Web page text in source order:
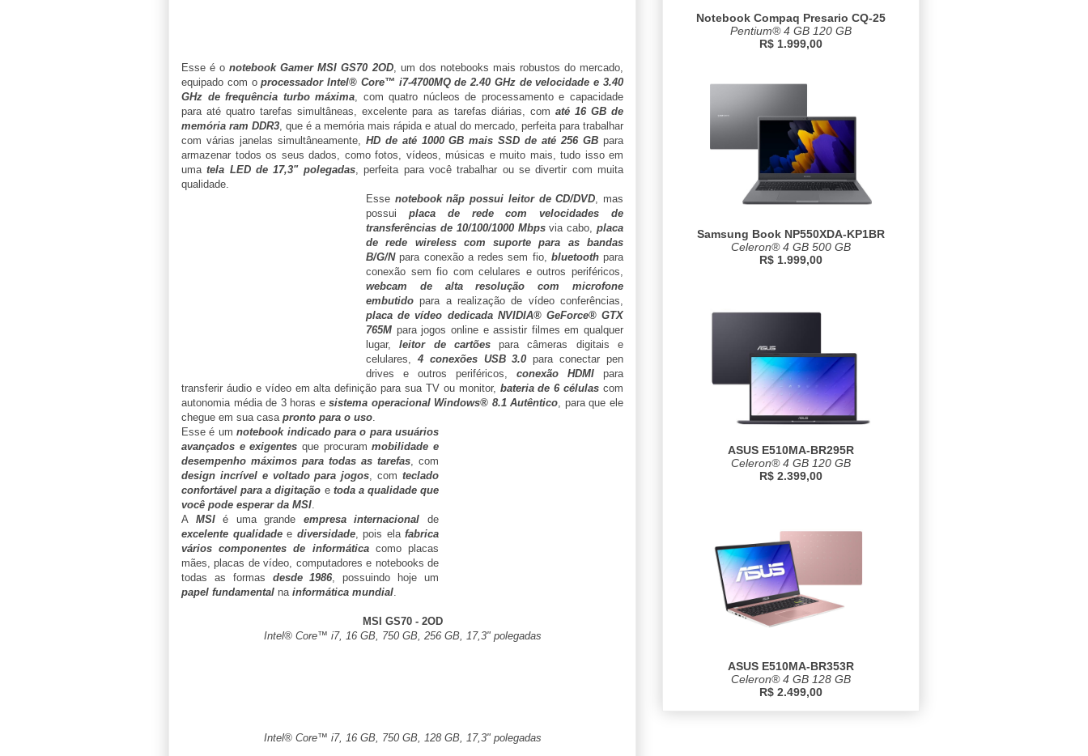
Esse é onotebook Gamer MSI GS70 2OD, um dos notebooks mais robustos do mercado,
equipado com oprocessador Intel® Core™ i7-4700MQ de 2.40 GHz de velocidade e 3.40
GHz de frequência turbo máxima, com quatro núcleos de processamento e capacidade
para até quatro tarefas simultâneas, excelente para as tarefas diárias, com até 16 GB de
memória ram DDR3, que é a memória mais rápida e atual do mercado, perfeita para trabalhar
com várias janelas simultâneamente, HD de até 1000 GB mais SSD de até 256 GB para
armazenar todos os seus dados, como fotos, vídeos, músicas e muito mais, tudo isso em
umatela LED de 17,3" polegadas, perfeita para você trabalhar ou se divertir com muita
qualidade.
Esse notebook nãp possui leitor de CD/DVD, mas
possui placa de rede com velocidades de
transferências de 10/100/1000 Mbpsvia cabo, placa
de rede wireless com suporte para as bandas
B/G/Npara conexão a redes sem fio, bluetoothpara
conexão sem fio com celulares e outros periféricos,
webcam de alta resolução com microfone
embutido para a realização de vídeo conferências,
placa de vídeo dedicada NVIDIA® GeForce® GTX
765M para jogos online e assistir filmes em qualquer
lugar,leitor de cartõespara câmeras digitais e
celulares, 4 conexões USB 3.0 para conectar pen
drives e outros periféricos, conexão HDMI para
transferir áudio e vídeo em alta definição para sua TV ou monitor, bateria de 6 células com
autonomia média de 3 horas esistema operacional Windows® 8.1 Autêntico, para que ele
chegue em sua casa pronto para o uso.
Esse é umnotebook indicado para o para usuários
avançados e exigentes que procurammobilidade e
desempenho máximos para todas as tarefas, com
design incrível e voltado para jogos, comteclado
confortável para a digitação e toda a qualidade que
você pode esperar da MSI.
A MSIé uma grande empresa internacional de
excelente qualidadee diversidade, pois ela fabrica
vários componentes de informáticacomo placas
mães, placas de vídeo, computadores e notebooks de
todas as formas desde 1986, possuindo hoje um
papel fundamental na informática mundial.
MSI GS70 - 2OD
Intel® Core™ i7, 16 GB, 750 GB, 256 GB, 17,3" polegadas
Intel® Core™ i7, 16 GB, 750 GB, 128 GB, 17,3" polegadas
Notebook Compaq Presario CQ-25
Pentium® 4 GB 120 GB
R$ 1.999,00
Samsung Book NP550XDA-KP1BR
Celeron® 4 GB 500 GB
R$ 1.999,00
ASUS E510MA-BR295R
Celeron® 4 GB 120 GB
R$ 2.399,00
ASUS E510MA-BR353R
Celeron® 4 GB 128 GB
R$ 2.499,00